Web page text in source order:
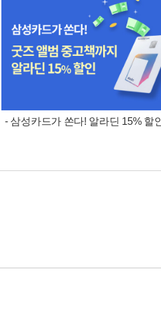
- 삼성카드가 쏜다! 알라딘 15% 할